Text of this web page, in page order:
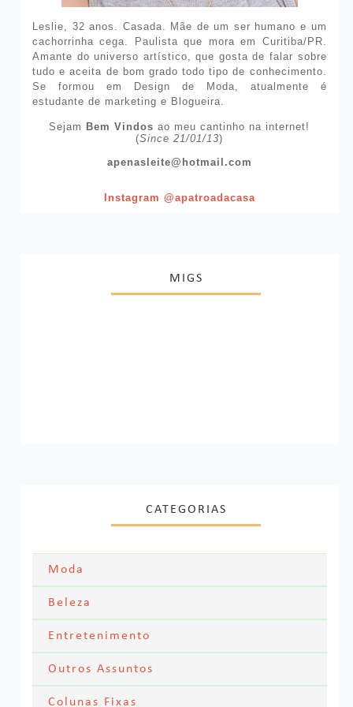
Leslie, 32 anos. Casada. Mãe de um ser humano e um
cachorrinha cega. Paulista que mora em Curitiba/PR.
Amante do universo artístico, que gosta de falar sobre
tudo e aceita de bom grado todo tipo de conhecimento.
Se formou em Design de Moda, atualmente é
estudante de marketing e Blogueira.
Sejam Bem Vindos ao meu cantinho na internet!
(Since 21/01/13)
apenasleite@hotmail.com
Instagram @apatroadacasa
MIGS
CATEGORIAS
Moda
Moda Festa
Acessórios
Looks dos famosos
Beleza
Skincare
Cabelos
Entretenimento
Filmes
Outros Assuntos
Textos Pessoais
Colunas Fixas